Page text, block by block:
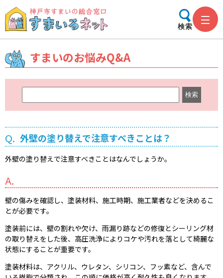
検索
すまいのお悩みQ&A
ー
ド
索
Q. 外壁の塗り替えで注意すべきことは？
外壁の塗り替えで注意すべきことはなんでしょうか。
A.
壁の傷みを確認し、塗装材料、施工時期、施工業者などを決めるこ
とが必要です。
塗装前には、壁の割れや欠け、雨漏り跡などの修復とシーリング材
の取り替えをした後、高圧洗浄によりコケや汚れを落として綺麗な
状態にすることが重要です。
塗装材料は、アクリル、ウレタン、シリコン、フッ素など、含んで